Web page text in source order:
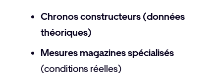
Chronos constructeurs (données
théoriques)
Mesures magazines spécialisés
(conditions réelles)